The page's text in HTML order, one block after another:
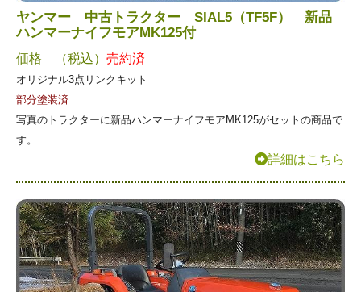
ヤンマー 中古トラクター SIAL5（TF5F） 新品
ハンマーナイフモアMK125付
価格 （税込） 売約済
オリジナル3点リンクキット
部分塗装済
写真のトラクターに新品ハンマーナイフモアMK125がセットの商品で
す。
詳細はこちら